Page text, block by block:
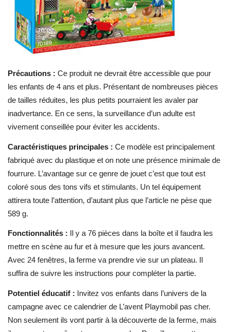
Précautions : Ce produit ne devrait être accessible que pour
les enfants de 4 ans et plus. Présentant de nombreuses pièces
de tailles réduites, les plus petits pourraient les avaler par
inadvertance. En ce sens, la surveillance d’un adulte est
vivement conseillée pour éviter les accidents.
Caractéristiques principales : Ce modèle est principalement
fabriqué avec du plastique et on note une présence minimale de
fourrure. L’avantage sur ce genre de jouet c’est que tout est
coloré sous des tons vifs et stimulants. Un tel équipement
attirera toute l’attention, d’autant plus que l’article ne pèse que
589 g.
Fonctionnalités : Il y a 76 pièces dans la boîte et il faudra les
mettre en scène au fur et à mesure que les jours avancent.
Avec 24 fenêtres, la ferme va prendre vie sur un plateau. Il
suffira de suivre les instructions pour compléter la partie.
Potentiel éducatif : Invitez vos enfants dans l’univers de la
campagne avec ce calendrier de L’avent Playmobil pas cher.
Non seulement ils vont partir à la découverte de la ferme, mais